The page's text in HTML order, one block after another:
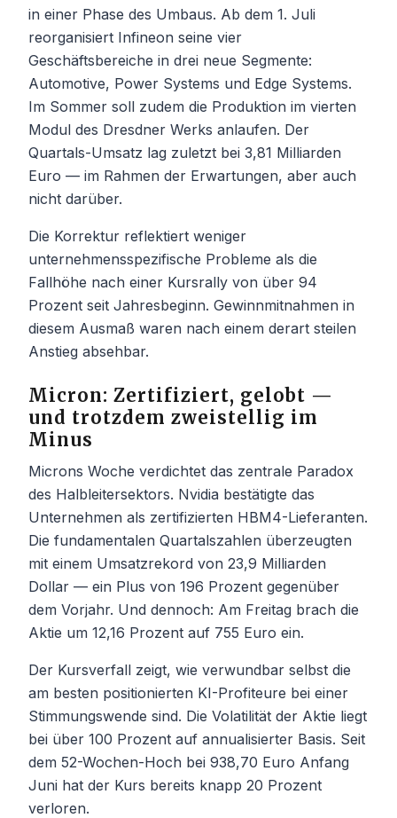
in einer Phase des Umbaus. Ab dem 1. Juli
reorganisiert Infineon seine vier
Geschäftsbereiche in drei neue Segmente:
Automotive, Power Systems und Edge Systems.
Im Sommer soll zudem die Produktion im vierten
Modul des Dresdner Werks anlaufen. Der
Quartals-Umsatz lag zuletzt bei 3,81 Milliarden
Euro — im Rahmen der Erwartungen, aber auch
nicht darüber.
Die Korrektur reflektiert weniger
unternehmensspezifische Probleme als die
Fallhöhe nach einer Kursrally von über 94
Prozent seit Jahresbeginn. Gewinnmitnahmen in
diesem Ausmaß waren nach einem derart steilen
Anstieg absehbar.
Micron: Zertifiziert, gelobt —
und trotzdem zweistellig im
Minus
Microns Woche verdichtet das zentrale Paradox
des Halbleitersektors. Nvidia bestätigte das
Unternehmen als zertifizierten HBM4-Lieferanten.
Die fundamentalen Quartalszahlen überzeugten
mit einem Umsatzrekord von 23,9 Milliarden
Dollar — ein Plus von 196 Prozent gegenüber
dem Vorjahr. Und dennoch: Am Freitag brach die
Aktie um 12,16 Prozent auf 755 Euro ein.
Der Kursverfall zeigt, wie verwundbar selbst die
am besten positionierten KI-Profiteure bei einer
Stimmungswende sind. Die Volatilität der Aktie liegt
bei über 100 Prozent auf annualisierter Basis. Seit
dem 52-Wochen-Hoch bei 938,70 Euro Anfang
Juni hat der Kurs bereits knapp 20 Prozent
verloren.